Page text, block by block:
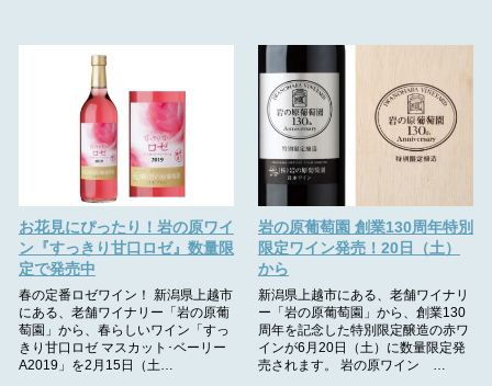
お花見にぴったり！岩の原ワイ
ン『すっきり甘口ロゼ』数量限
定で発売中
春の定番ロゼワイン！ 新潟県上越市
にある、老舗ワイナリー「岩の原葡
萄園」から、春らしいワイン「すっ
きり甘口ロゼ マスカット･ベーリー
A2019」を2月15日（土…
岩の原葡萄園 創業130周年特別
限定ワイン発売！20日（土）
から
新潟県上越市にある、老舗ワイナリ
ー「岩の原葡萄園」から、創業130
周年を記念した特別限定醸造の赤ワ
インが6月20日（土）に数量限定発
売されます。 岩の原ワイン …